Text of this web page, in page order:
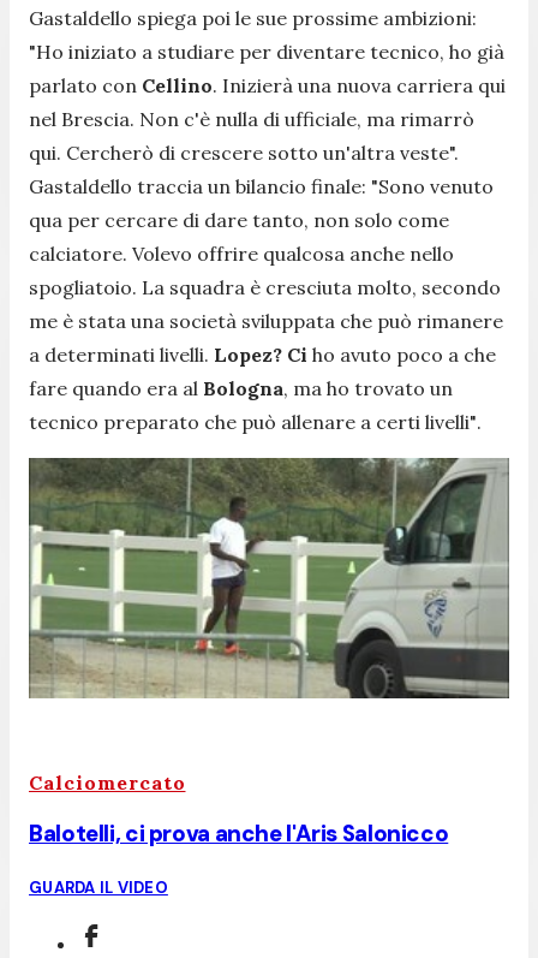
Gastaldello spiega poi le sue prossime ambizioni:
"Ho iniziato a studiare per diventare tecnico, ho già
parlato con Cellino. Inizierà una nuova carriera qui
nel Brescia. Non c'è nulla di ufficiale, ma rimarrò
qui. Cercherò di crescere sotto un'altra veste".
Gastaldello traccia un bilancio finale: "Sono venuto
qua per cercare di dare tanto, non solo come
calciatore. Volevo offrire qualcosa anche nello
spogliatoio. La squadra è cresciuta molto, secondo
me è stata una società sviluppata che può rimanere
a determinati livelli. Lopez? Ci ho avuto poco a che
fare quando era al Bologna, ma ho trovato un
tecnico preparato che può allenare a certi livelli".
Calciomercato
Balotelli, ci prova anche l'Aris Salonicco
GUARDA IL VIDEO